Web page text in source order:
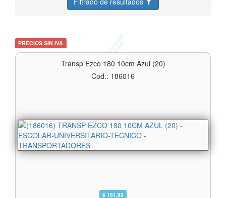
PRECIOS SIN IVA
Transp Ezco 180 10cm Azul (20)
Cod.: 186016
$ 151,83